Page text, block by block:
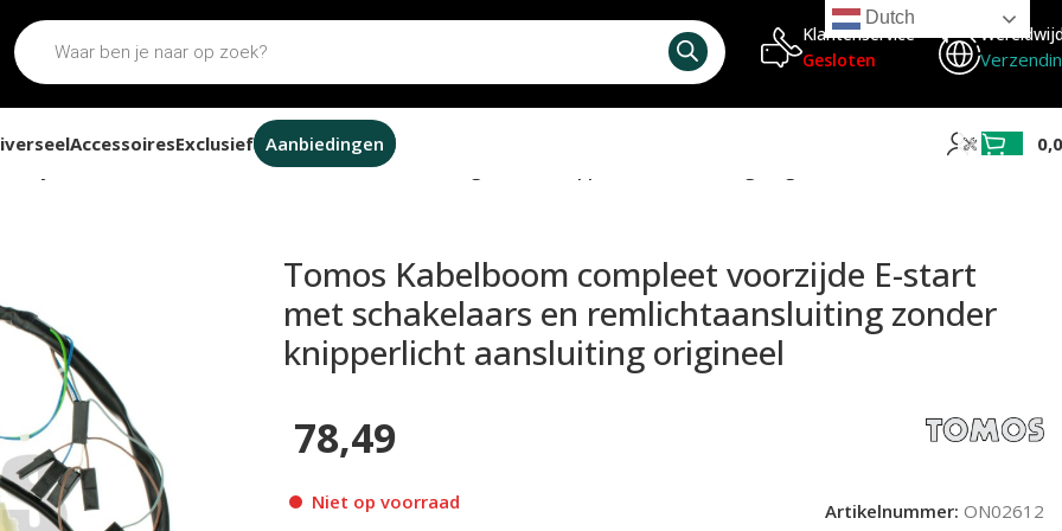
Klantenservice
Gesloten
AccessoiresExclusief Aanbiedingen
E-start met schakelaars en remlichtaansluiting zonder knipperlicht aansluiting origineel
Tomos Kabelboom compleet voorzijde E-start
met schakelaars en remlichtaansluiting zonder
knipperlicht aansluiting origineel
78,49
Niet op voorraad Artikelnummer: ON02612
Dutch